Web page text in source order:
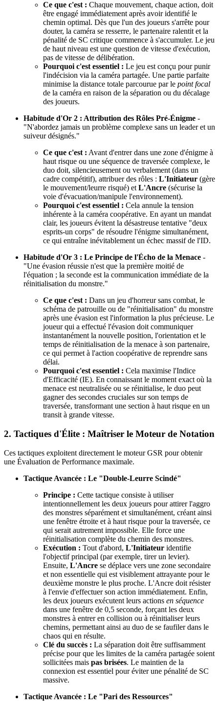
Ce que c'est : Chaque mouvement, chaque action, doit
être engagé immédiatement après avoir identifié le
chemin optimal. Dès que l'un des joueurs s'arrête pour
douter, la caméra se resserre, le partenaire ralentit et la
pénalité de SC critique commence à s'accumuler. Le jeu
de haut niveau est une question de vitesse d'exécution,
pas de vitesse de délibération.
Pourquoi c'est essentiel : Le jeu est conçu pour punir
l'indécision via la caméra partagée. Une partie parfaite
minimise la distance totale parcourue par le point focal
de la caméra en raison de la séparation ou du décalage
des joueurs.
Habitude d'Or 2 : Attribution des Rôles Pré-Énigme -
"N'abordez jamais un problème complexe sans un leader et un
suiveur désignés."
Ce que c'est : Avant d'entrer dans une zone d'énigme à
haut risque ou une séquence de traversée complexe, le
duo doit, silencieusement ou verbalement (dans un
cadre compétitif), attribuer des rôles : L'Initiateur (gère
le mouvement/leurre risqué) etL'Ancre (sécurise la
voie d'évacuation/manipule l'environnement).
Pourquoi c'est essentiel : Cela annule la tension
inhérente à la caméra coopérative. En ayant un mandat
clair, les joueurs évitent la désastreuse tentative "deux
esprits-un corps" de résoudre l'énigme simultanément,
ce qui entraîne inévitablement un échec massif de l'ID.
Habitude d'Or 3 : Le Principe de l'Écho de la Menace -
"Une évasion réussie n'est que la première moitié de
l'équation ; la seconde est la communication immédiate de la
réinitialisation du monstre."
Ce que c'est : Dans un jeu d'horreur sans combat, le
schéma de patrouille ou de "réinitialisation" du monstre
après une évasion est l'information la plus précieuse. Le
joueur qui a effectué l'évasion doit communiquer
instantanément la nouvelle position, l'orientation et le
temps de réinitialisation de la menace à son partenaire,
ce qui permet à l'action coopérative de reprendre sans
délai.
Pourquoi c'est essentiel : Cela maximise l'Indice
d'Efficacité (IE). En connaissant le moment exact où la
menace est neutralisée ou se réinitialise, le duo peut
gagner des secondes cruciales sur son temps de
traversée, transformant une section à haut risque en un
transit à grande vitesse.
2. Tactiques d'Élite : Maîtriser le Moteur de Notation
Ces tactiques exploitent directement le moteur GSR pour obtenir
une Évaluation de Performance maximale.
Tactique Avancée : Le "Double-Leurre Scindé"
Principe : Cette tactique consiste à utiliser
intentionnellement les deux joueurs pour attirer l'aggro
des monstres séparément et simultanément, créant ainsi
une fenêtre étroite et à haut risque pour la traversée, ce
qui serait autrement impossible. Elle force une
réinitialisation complète du chemin des monstres.
Exécution : Tout d'abord, L'Initiateur identifie
l'objectif principal (par exemple, tirer un levier).
Ensuite, L'Ancre se déplace vers une zone secondaire
et non essentielle qui est visiblement attrayante pour le
deuxième monstre le plus proche. L'Ancre doit résister
à l'envie d'effectuer son action immédiatement. Enfin,
les deux joueurs exécutent leurs actions en séquence
dans une fenêtre de 0,5 seconde, forçant les deux
monstres à entrer en collision ou à réinitialiser leurs
chemins, permettant ainsi au duo de se faufiler dans le
chaos qui en résulte.
Clé du succès : La séparation doit être suffisamment
précise pour que les limites de la caméra partagée soient
sollicitées mais pas brisées. Le maintien de la
connexion est essentiel pour éviter une pénalité de SC
massive.
Tactique Avancée : Le "Pari des Ressources"